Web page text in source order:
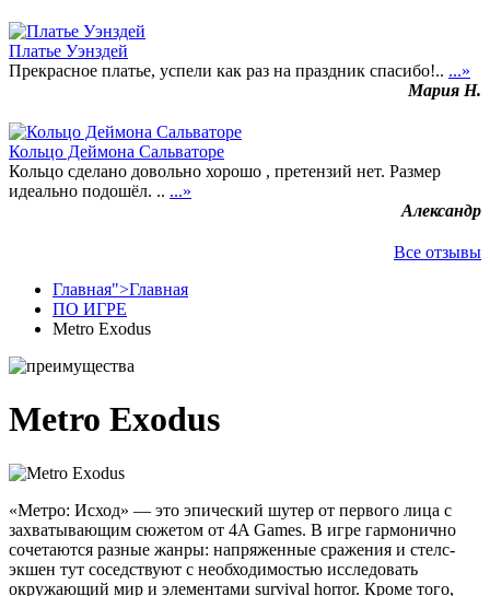
Платье Уэнздей
Прекрасное платье, успели как раз на праздник спасибо!.. ...»
Мария Н.
Кольцо Деймона Сальваторе
Кольцо сделано довольно хорошо , претензий нет. Размер
идеально подошёл. .. ...»
Александр
Все отзывы
Главная">Главная
ПО ИГРЕ
Metro Exodus
Metro Exodus
«Метро: Исход» — это эпический шутер от первого лица с
захватывающим сюжетом от 4A Games. В игре гармонично
сочетаются разные жанры: напряженные сражения и стелс-
экшен тут соседствуют с необходимостью исследовать
окружающий мир и элементами survival horror. Кроме того,